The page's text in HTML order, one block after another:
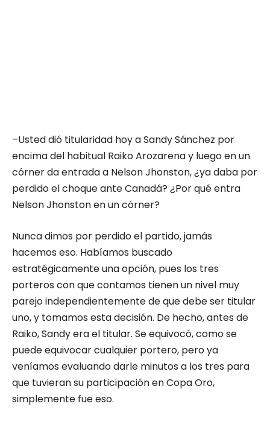
–Usted dió titularidad hoy a Sandy Sánchez por
encima del habitual Raiko Arozarena y luego en un
córner da entrada a Nelson Jhonston, ¿ya daba por
perdido el choque ante Canadá? ¿Por qué entra
Nelson Jhonston en un córner?
Nunca dimos por perdido el partido, jamás
hacemos eso. Habíamos buscado
estratégicamente una opción, pues los tres
porteros con que contamos tienen un nivel muy
parejo independientemente de que debe ser titular
uno, y tomamos esta decisión. De hecho, antes de
Raiko, Sandy era el titular. Se equivocó, como se
puede equivocar cualquier portero, pero ya
veníamos evaluando darle minutos a los tres para
que tuvieran su participación en Copa Oro,
simplemente fue eso.